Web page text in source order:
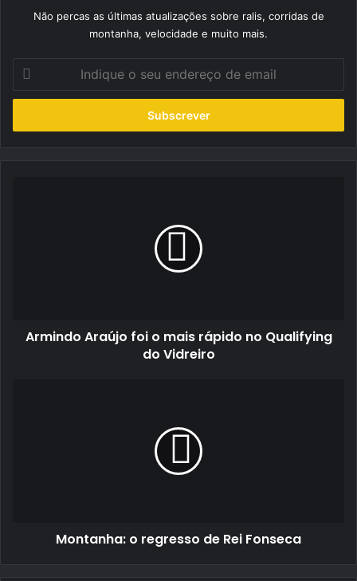
Não percas as últimas atualizações sobre ralis, corridas de
montanha, velocidade e muito mais.
seu
de
Vidreiro
Armindo Araújo foi o mais rápido no Qualifying
do Vidreiro
Montanha: o regresso de Rei Fonseca